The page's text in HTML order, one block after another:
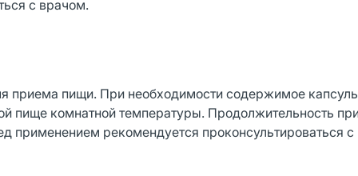
с врачом.
приема пищи. При необходимости содержимое
пище комнатной температуры. Продолжительность
применением рекомендуется проконсультироваться